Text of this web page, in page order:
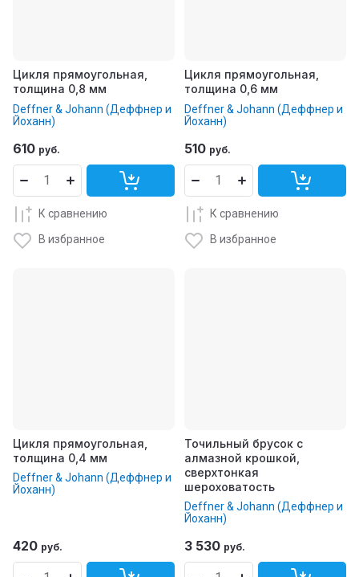
Цикля прямоугольная,
толщина 0,8 мм
Deffner & Johann (Деффнер и
Йоханн)
610 руб.
К сравнению
В избранное
Цикля прямоугольная,
толщина 0,6 мм
Deffner & Johann (Деффнер и
Йоханн)
510 руб.
К сравнению
В избранное
Цикля прямоугольная,
толщина 0,4 мм
Deffner & Johann (Деффнер и
Йоханн)
420 руб.
Точильный брусок с
алмазной крошкой,
сверхтонкая
шероховатость
Deffner & Johann (Деффнер и
Йоханн)
3 530 руб.